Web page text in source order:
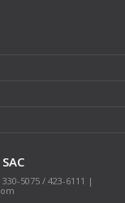
5075 / 423-6111 |